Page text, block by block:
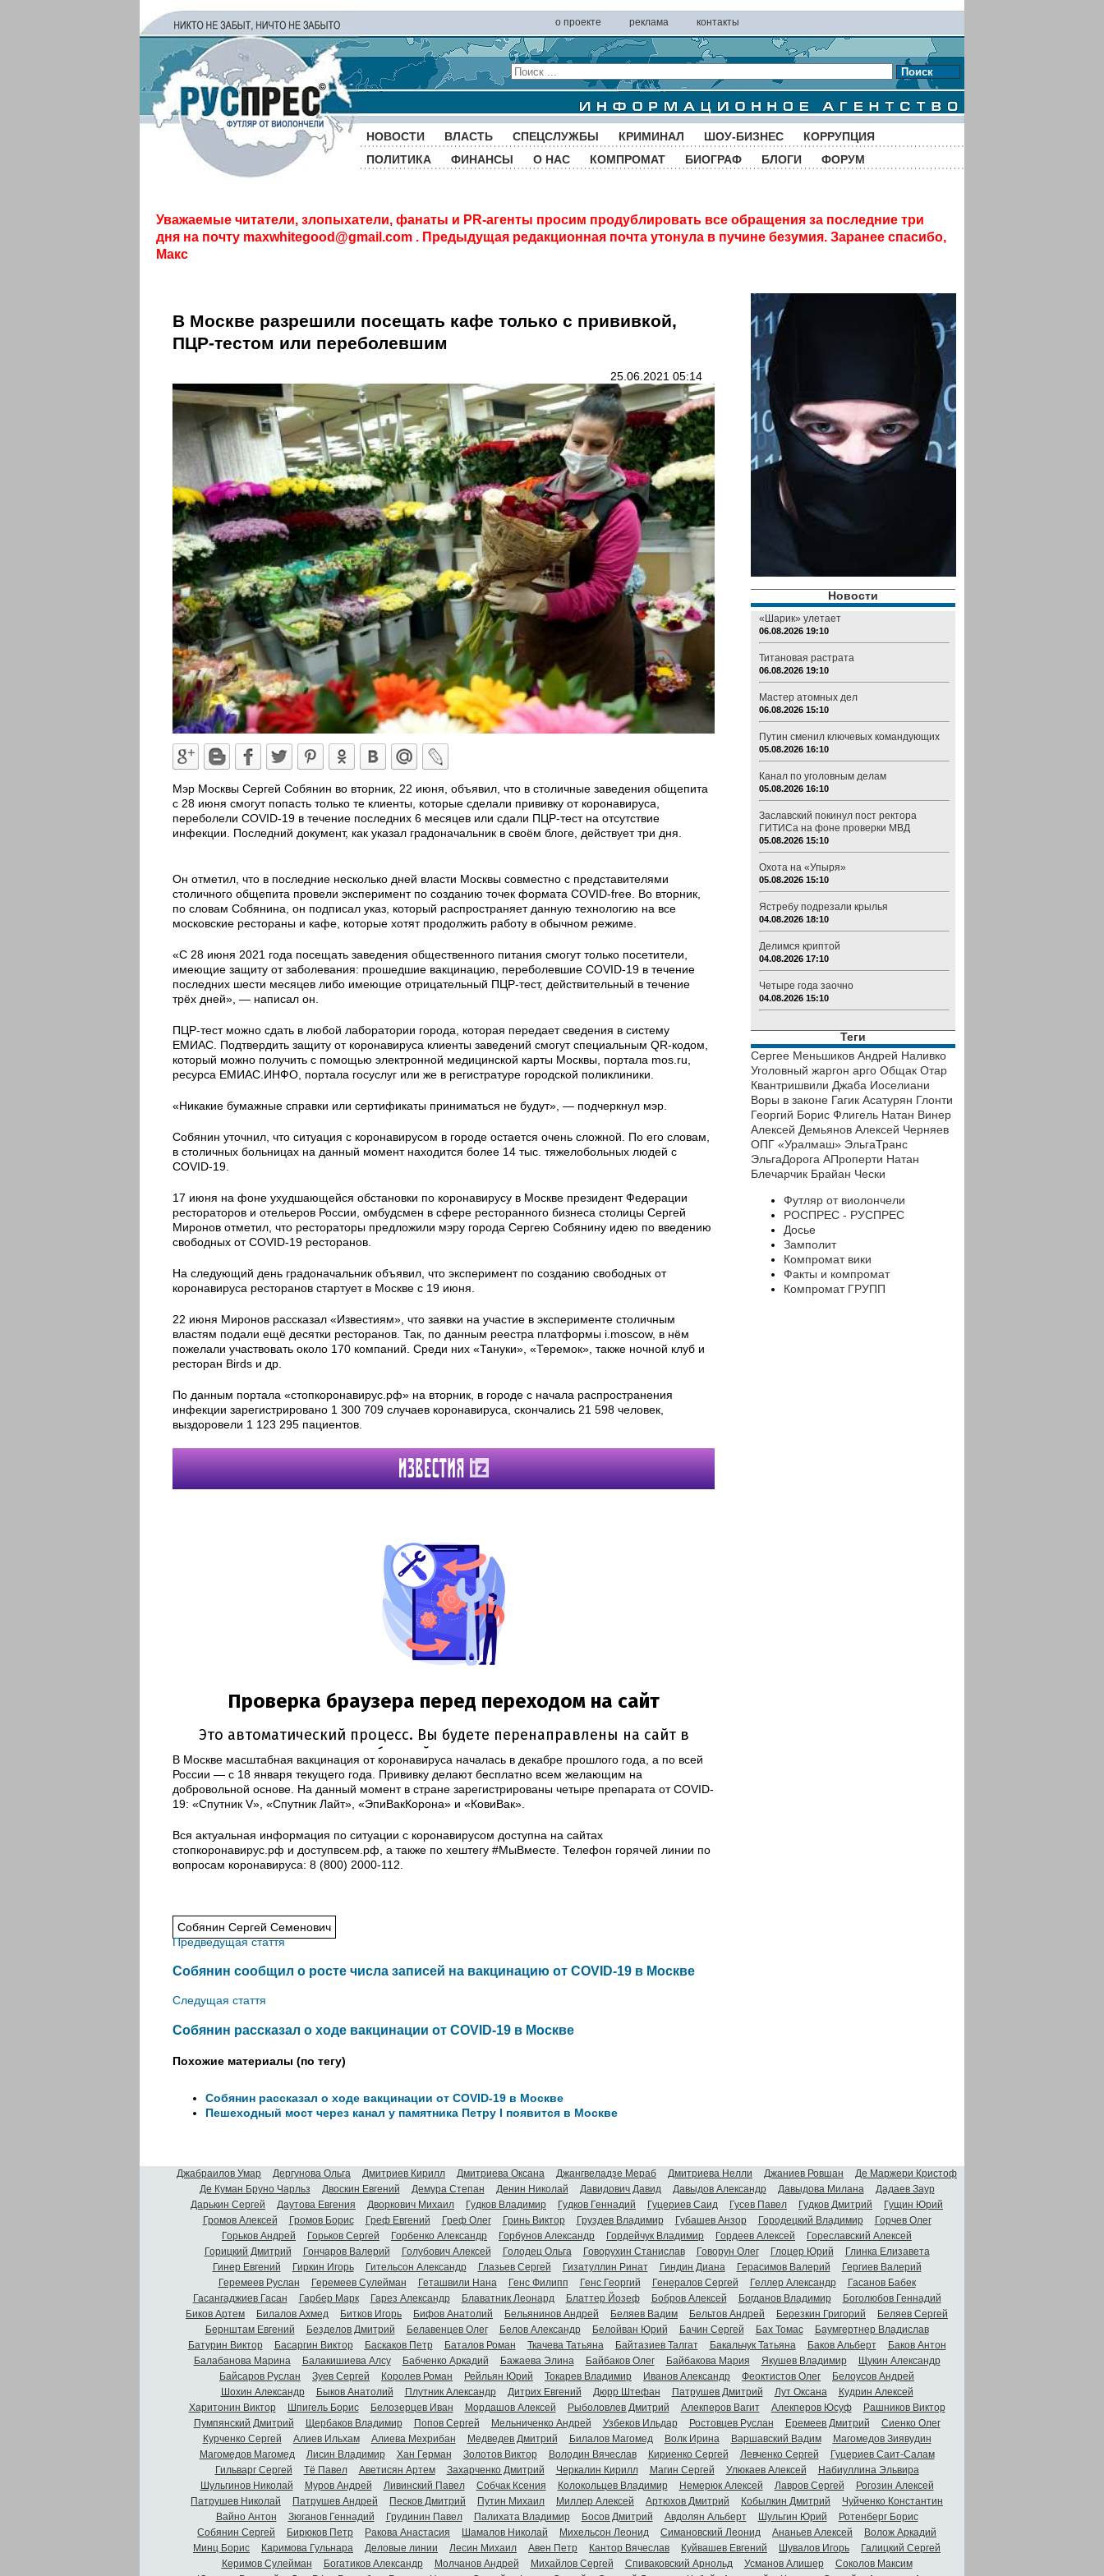
о проекте реклама контакты
Поиск
НОВОСТИ ВЛАСТЬ СПЕЦСЛУЖБЫ КРИМИНАЛ ШОУ-БИЗНЕС
КОРРУПЦИЯ
ПОЛИТИКА
ФИНАНСЫ О НАС КОМПРОМАТ БИОГРАФ БЛОГИ ФОРУМ
Уважаемые читатели, злопыхатели, фанаты и PR-агенты просим продублировать все обращения за последние три
дня на почту maxwhitegood@gmail.com . Предыдущая редакционная почта утонула в пучине безумия. Заранее спасибо,
Макс
В Москве разрешили посещать кафе только с прививкой,
ПЦР-тестом или переболевшим
25.06.2021 05:14
Мэр Москвы Сергей Собянин во вторник, 22 июня, объявил, что в столичные заведения общепита
с 28 июня смогут попасть только те клиенты, которые сделали прививку от коронавируса,
переболели COVID-19 в течение последних 6 месяцев или сдали ПЦР-тест на отсутствие
инфекции. Последний документ, как указал градоначальник в своём блоге, действует три дня.
Он отметил, что в последние несколько дней власти Москвы совместно с представителями
столичного общепита провели эксперимент по созданию точек формата COVID-free. Во вторник,
по словам Собянина, он подписал указ, который распространяет данную технологию на все
московские рестораны и кафе, которые хотят продолжить работу в обычном режиме.
«С 28 июня 2021 года посещать заведения общественного питания смогут только посетители,
имеющие защиту от заболевания: прошедшие вакцинацию, переболевшие COVID-19 в течение
последних шести месяцев либо имеющие отрицательный ПЦР-тест, действительный в течение
трёх дней», — написал он.
ПЦР-тест можно сдать в любой лаборатории города, которая передает сведения в систему
ЕМИАС. Подтвердить защиту от коронавируса клиенты заведений смогут специальным QR-кодом,
который можно получить с помощью электронной медицинской карты Москвы, портала mos.ru,
ресурса ЕМИАС.ИНФО, портала госуслуг или же в регистратуре городской поликлиники.
«Никакие бумажные справки или сертификаты приниматься не будут», — подчеркнул мэр.
Собянин уточнил, что ситуация с коронавирусом в городе остается очень сложной. По его словам,
в столичных больницах на данный момент находится более 14 тыс. тяжелобольных людей с
COVID-19.
17 июня на фоне ухудшающейся обстановки по коронавирусу в Москве президент Федерации
рестораторов и отельеров России, омбудсмен в сфере ресторанного бизнеса столицы Сергей
Миронов отметил, что рестораторы предложили мэру города Сергею Собянину идею по введению
свободных от COVID-19 ресторанов.
На следующий день градоначальник объявил, что эксперимент по созданию свободных от
коронавируса ресторанов стартует в Москве с 19 июня.
22 июня Миронов рассказал «Известиям», что заявки на участие в эксперименте столичным
властям подали ещё десятки ресторанов. Так, по данным реестра платформы i.moscow, в нём
пожелали участвовать около 170 компаний. Среди них «Тануки», «Теремок», также ночной клуб и
ресторан Birds и др.
По данным портала «стопкоронавирус.рф» на вторник, в городе с начала распространения
инфекции зарегистрировано 1 300 709 случаев коронавируса, скончались 21 598 человек,
выздоровели 1 123 295 пациентов.
В Москве масштабная вакцинация от коронавируса началась в декабре прошлого года, а по всей
России — с 18 января текущего года. Прививку делают бесплатно всем желающим на
добровольной основе. На данный момент в стране зарегистрированы четыре препарата от COVID-
19: «Спутник V», «Спутник Лайт», «ЭпиВакКорона» и «КовиВак».
Вся актуальная информация по ситуации с коронавирусом доступна на сайтах
стопкоронавирус.рф и доступвсем.рф, а также по хештегу #МыВместе. Телефон горячей линии по
вопросам коронавируса: 8 (800) 2000-112.
Собянин Сергей Семенович
Предведущая стаття
Собянин сообщил о росте числа записей на вакцинацию от COVID-19 в Москве
Следущая стаття
Собянин рассказал о ходе вакцинации от COVID-19 в Москве
Похожие материалы (по тегу)
Собянин рассказал о ходе вакцинации от COVID-19 в Москве
Пешеходный мост через канал у памятника Петру I появится в Москве
Новости
«Шарик» улетает
06.08.2026 19:10
Титановая растрата
06.08.2026 19:10
Мастер атомных дел
06.08.2026 15:10
Путин сменил ключевых командующих
05.08.2026 16:10
Канал по уголовным делам
05.08.2026 16:10
Заславский покинул пост ректора
ГИТИСа на фоне проверки МВД
05.08.2026 15:10
Охота на «Упыря»
05.08.2026 15:10
Ястребу подрезали крылья
04.08.2026 18:10
Делимся криптой
04.08.2026 17:10
Четыре года заочно
04.08.2026 15:10
Теги
Сергее Меньшиков Андрей Наливко
Уголовный жаргон арго Общак Отар
Квантришвили Джаба Иоселиани
Воры в законе Гагик Асатурян Глонти
Георгий Борис Флигель Натан Винер
Алексей Демьянов Алексей Черняев
ОПГ «Уралмаш» ЭльгаТранс
ЭльгаДорога АПроперти Натан
Блечарчик Брайан Чески
Футляр от виолончели
РОСПРЕС - РУСПРЕС
Досье
Замполит
Компромат вики
Факты и компромат
Компромат ГРУПП
Джабраилов Умар Дергунова Ольга Дмитриев Кирилл Дмитриева Оксана Джангвеладзе Мераб Дмитриева Нелли Джаниев Ровшан
Де Маржери Кристоф
Де Куман Бруно Чарльз
Двоскин Евгений Демура Степан Денин Николай Давидович Давид Давыдов Александр Давыдова Милана
Дадаев Заур
Дарькин Сергей
Даутова Евгения Дворкович Михаил Гудков Владимир Гудков Геннадий Гуцериев Саид Гусев Павел Гудков Дмитрий
Гущин Юрий
Громов Алексей
Громов Борис Греф Евгений Греф Олег Гринь Виктор Груздев Владимир Губашев Анзор Городецкий Владимир
Горчев Олег
Горьков Андрей
Горьков Сергей Горбенко Александр Горбунов Александр Гордейчук Владимир Гордеев Алексей
Гореславский Алексей
Горицкий Дмитрий
Гончаров Валерий Голубович Алексей Голодец Ольга Говорухин Станислав Говорун Олег Глоцер Юрий
Глинка Елизавета
Гинер Евгений
Гиркин Игорь Гительсон Александр Глазьев Сергей Гизатуллин Ринат Гиндин Диана Герасимов Валерий
Гергиев Валерий
Геремеев Руслан
Геремеев Сулейман Геташвили Нана Генс Филипп Генс Георгий Генералов Сергей Геллер Александр
Гасанов Бабек
Гасангаджиев Гасан
Гарбер Марк Гарез Александр Блаватник Леонард Блаттер Йозеф Бобров Алексей Богданов Владимир
Боголюбов Геннадий
Биков Артем
Билалов Ахмед Битков Игорь Бифов Анатолий Бельянинов Андрей Беляев Вадим Бельтов Андрей Березкин Григорий
Беляев Сергей
Бернштам Евгений
Безделов Дмитрий Белавенцев Олег Белов Александр Белойван Юрий Бачин Сергей Бах Томас
Баумгертнер Владислав
Батурин Виктор
Басаргин Виктор Баскаков Петр Баталов Роман Ткачева Татьяна Байтазиев Талгат Бакальчук Татьяна Баков Альберт
Баков Антон
Балабанова Марина
Балакишиева Алсу Бабченко Аркадий Бажаева Элина Байбаков Олег Байбакова Мария Якушев Владимир
Щукин Александр
Байсаров Руслан
Зуев Сергей Королев Роман Рейльян Юрий Токарев Владимир Иванов Александр Феоктистов Олег
Белоусов Андрей
Шохин Александр
Быков Анатолий Плутник Александр Дитрих Евгений Дюрр Штефан Патрушев Дмитрий Лут Оксана
Кудрин Алексей
Харитонин Виктор
Шпигель Борис Белозерцев Иван Мордашов Алексей Рыболовлев Дмитрий Алекперов Вагит Алекперов Юсуф
Рашников Виктор
Пумпянский Дмитрий
Щербаков Владимир Попов Сергей Мельниченко Андрей Узбеков Ильдар Ростовцев Руслан Еремеев Дмитрий
Сиенко Олег
Курченко Сергей
Алиев Ильхам Алиева Мехрибан Медведев Дмитрий Билалов Магомед Волк Ирина Варшавский Вадим
Магомедов Зиявудин
Магомедов Магомед
Лисин Владимир Хан Герман Золотов Виктор Володин Вячеслав Кириенко Сергей Левченко Сергей
Гуцериев Саит-Салам
Гильварг Сергей
Тё Павел Аветисян Артем Захарченко Дмитрий Черкалин Кирилл Магин Сергей Улюкаев Алексей
Набиуллина Эльвира
Шульгинов Николай
Муров Андрей Ливинский Павел Собчак Ксения Колокольцев Владимир Немерюк Алексей Лавров Сергей
Рогозин Алексей
Патрушев Николай
Патрушев Андрей Песков Дмитрий Путин Михаил Миллер Алексей Артюхов Дмитрий Кобылкин Дмитрий
Чуйченко Константин
Вайно Антон
Зюганов Геннадий Грудинин Павел Палихата Владимир Босов Дмитрий Авдолян Альберт Шульгин Юрий
Ротенберг Борис
Собянин Сергей
Бирюков Петр Ракова Анастасия Шамалов Николай Михельсон Леонид Симановский Леонид Ананьев Алексей
Волож Аркадий
Минц Борис
Каримова Гульнара Деловые линии Лесин Михаил Авен Петр Кантор Вячеслав Куйвашев Евгений Шувалов Игорь
Галицкий Сергей
Керимов Сулейман
Богатиков Александр Молчанов Андрей Михайлов Сергей Спиваковский Арнольд Усманов Алишер
Соколов Максим